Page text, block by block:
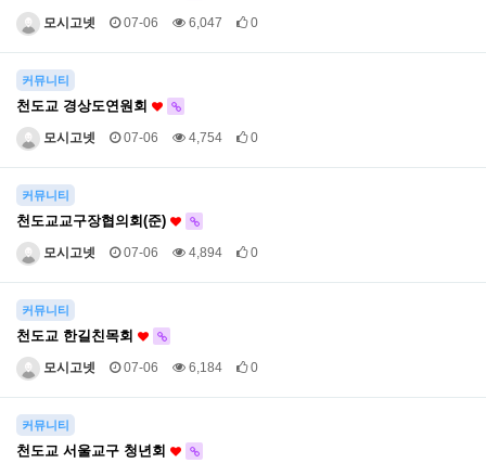
모시고넷 07-06 6,047 0
커뮤니티
천도교 경상도연원회
모시고넷 07-06 4,754 0
커뮤니티
천도교교구장협의회(준)
모시고넷 07-06 4,894 0
커뮤니티
천도교 한길친목회
모시고넷 07-06 6,184 0
커뮤니티
천도교 서울교구 청년회